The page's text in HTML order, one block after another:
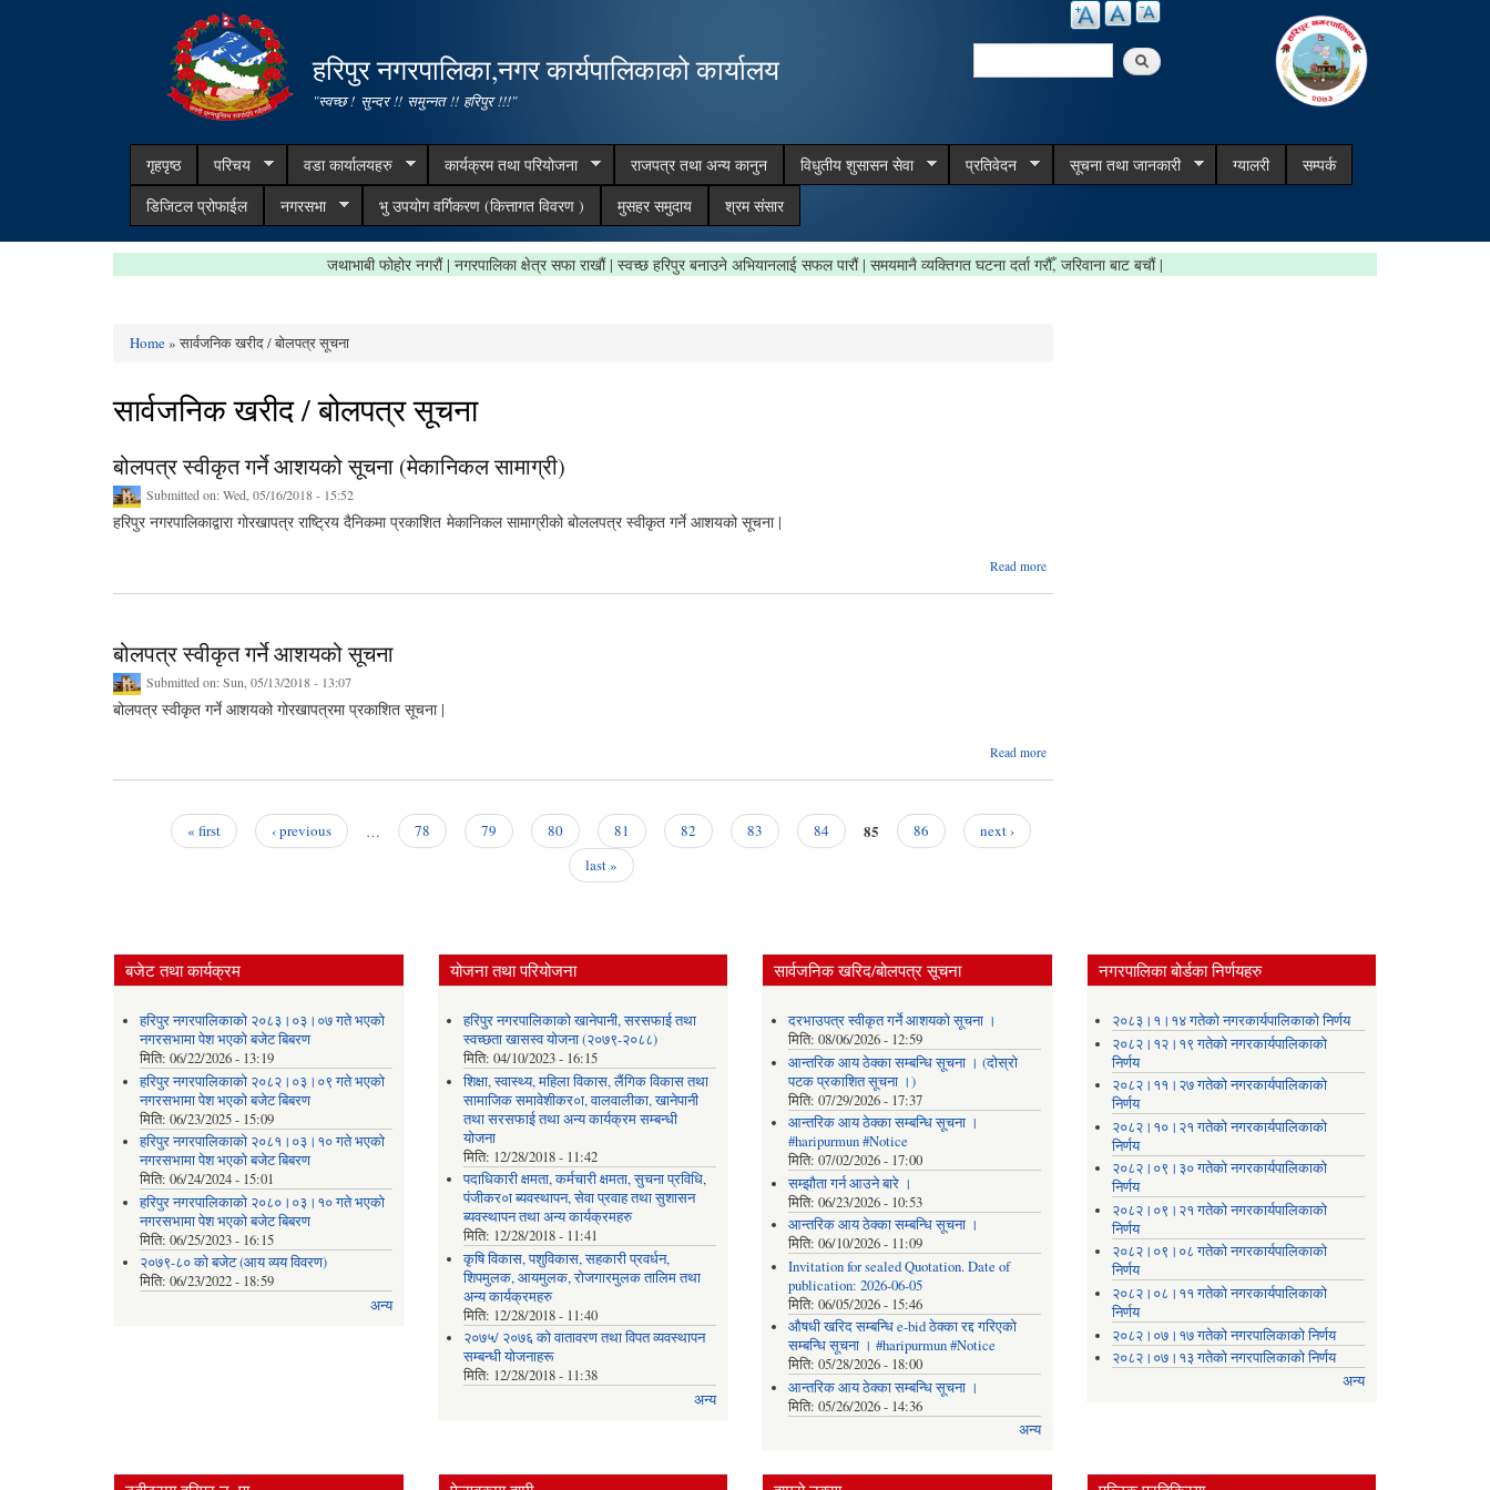
content
हरिपुर नगरपालिका,नगर कार्यपालिकाको कार्यालय
"स्वच्छ ! सुन्दर !! समुन्नत !! हरिपुर !!!"
Search
गृहपृष्ठ परिचय वडा कार्यालयहरु कार्यक्रम तथा परियोजना राजपत्र तथा अन्य कानुन विधुतीय शुसासन सेवा प्रतिवेदन सूचना तथा जानकारी ग्यालरी
सम्पर्क
डिजिटल प्रोफाईल
नगरसभा भु उपयोग वर्गिकरण (कित्तागत विवरण ) मुसहर समुदाय श्रम संसार
जथाभाबी फोहोर नगरौं | नगरपालिका क्षेत्र सफा राखौं | स्वच्छ हरिपुर बनाउने अभियानलाई सफल पारौं | समयमानै व्यक्तिगत घटना दर्ता गरौँ, जरिवाना बाट बचौं |
Home» सार्वजनिक खरीद / बोलपत्र सूचना
सार्वजनिक खरीद / बोलपत्र सूचना
बोलपत्र स्वीकृत गर्ने आशयको सूचना (मेकानिकल सामाग्री)
Submitted on:Wed, 05/16/2018 - 15:52
हरिपुर नगरपालिकाद्वारा गोरखापत्र राष्ट्रिय दैनिकमा प्रकाशित मेकानिकल सामाग्रीको बोललपत्र स्वीकृत गर्ने आशयको सूचना |
Read more
स्वीकृत गर्ने
बोलपत्र स्वीकृत गर्ने आशयको सूचना
Submitted on:Sun, 05/13/2018 - 13:07
बोलपत्र स्वीकृत गर्ने आशयको गोरखापत्रमा प्रकाशित सूचना |
Read more
« first ‹ previous … 78 79 80 81 82 83 84 85 86
next ›
last »
बजेट तथा कार्यक्रम
हरिपुर नगरपालिकाको २०८३।०३।०७ गते भएको
नगरसभामा पेश भएको बजेट बिबरण
मिति: 06/22/2026 - 13:19
हरिपुर नगरपालिकाको २०८२।०३।०९ गते भएको
नगरसभामा पेश भएको बजेट बिबरण
मिति: 06/23/2025 - 15:09
हरिपुर नगरपालिकाको २०८१।०३।१० गते भएको
नगरसभामा पेश भएको बजेट बिबरण
मिति: 06/24/2024 - 15:01
हरिपुर नगरपालिकाको २०८०।०३।१० गते भएको
नगरसभामा पेश भएको बजेट बिबरण
मिति: 06/25/2023 - 16:15
२०७९-८० को बजेट (आय व्यय विवरण)
मिति: 06/23/2022 - 18:59
अन्य
योजना तथा परियोजना
हरिपुर नगरपालिकाको खानेपानी, सरसफाई तथा
स्वच्छता खासस्व योजना (२०७९-२०८८)
मिति:04/10/2023 - 16:15
शिक्षा, स्वास्थ्य, महिला विकास, लैंगिक विकास तथा
सामाजिक समावेशीकर०ा, वालवालीका, खानेपानी
तथा सरसफाई तथा अन्य कार्यक्रम सम्बन्धी
योजना
मिति: 12/28/2018 - 11:42
पदाधिकारी क्षमता, कर्मचारी क्षमता, सुचना प्रविधि,
पंजीकर०ा ब्यवस्थापन, सेवा प्रवाह तथा सुशासन
ब्यवस्थापन तथा अन्य कार्यक्रमहरु
मिति: 12/28/2018 - 11:41
कृषि विकास, पशुविकास, सहकारी प्रवर्धन,
शिपमुलक, आयमुलक, रोजगारमुलक तालिम तथा
अन्य कार्यक्रमहरु
मिति: 12/28/2018 - 11:40
२०७५/ २०७६ को वातावरण तथा विपत व्यवस्थापन
सम्बन्धी योजनाहरू
मिति: 12/28/2018 - 11:38
अन्य
सार्वजनिक खरिद/बोलपत्र सूचना
दरभाउपत्र स्वीकृत गर्ने आशयको सूचना ।
मिति: 08/06/2026 - 12:59
आन्तरिक आय ठेक्का सम्बन्धि सूचना । (दोस्रो
पटक प्रकाशित सूचना ।)
मिति: 07/29/2026 - 17:37
आन्तरिक आय ठेक्का सम्बन्धि सूचना ।
#haripurmun #Notice
मिति: 07/02/2026 - 17:00
सम्झौता गर्न आउने बारे ।
मिति: 06/23/2026 - 10:53
आन्तरिक आय ठेक्का सम्बन्धि सूचना ।
मिति: 06/10/2026 - 11:09
Invitation for sealed Quotation. Date of
publication: 2026-06-05
मिति: 06/05/2026 - 15:46
औषधी खरिद सम्बन्धि e-bid ठेक्का रद्द गरिएको
सम्बन्धि सूचना । #haripurmun #Notice
मिति: 05/28/2026 - 18:00
आन्तरिक आय ठेक्का सम्बन्धि सूचना ।
मिति: 05/26/2026 - 14:36
अन्य
नगरपालिका बोर्डका निर्णयहरु
२०८३।१।१४ गतेको नगरकार्यपालिकाको निर्णय
२०८२।१२।१९ गतेको नगरकार्यपालिकाको
निर्णय
२०८२।११।२७ गतेको नगरकार्यपालिकाको
निर्णय
२०८२।१०।२१ गतेको नगरकार्यपालिकाको
निर्णय
२०८२।०९।३० गतेको नगरकार्यपालिकाको
निर्णय
२०८२।०९।२१ गतेको नगरकार्यपालिकाको
निर्णय
२०८२।०९।०८ गतेको नगरकार्यपालिकाको
निर्णय
२०८२।०८।११ गतेको नगरकार्यपालिकाको
निर्णय
२०८२।०७।१७ गतेको नगरपालिकाको निर्णय
२०८२।०७।१३ गतेको नगरपालिकाको निर्णय
अन्य